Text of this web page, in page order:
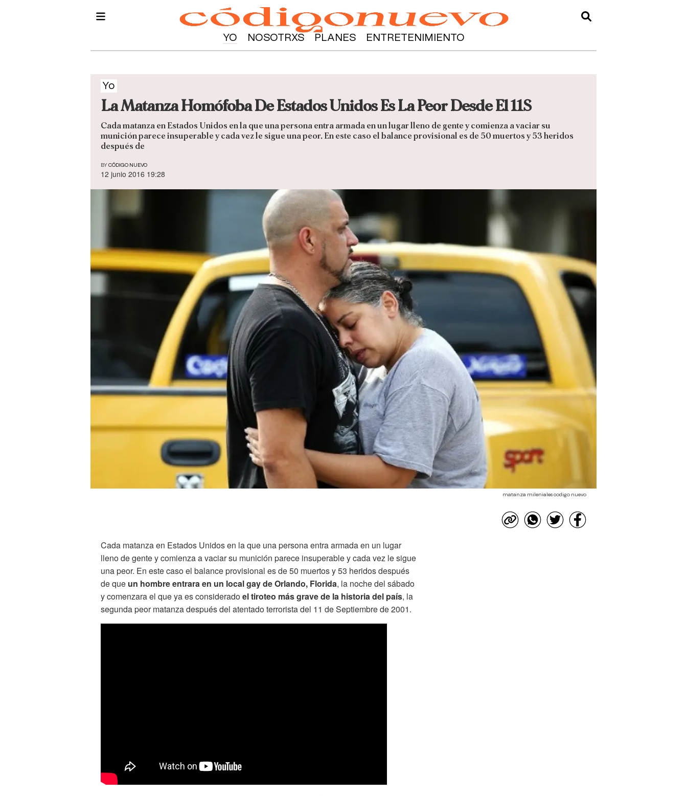
YO NOSOTRXS PLANES ENTRETENIMIENTO
Yo
La Matanza Homófoba De Estados Unidos Es La Peor Desde El 11S
Cada matanza en Estados Unidos en la que una persona entra armada en un lugar lleno de gente y comienza a vaciar su
munición parece insuperable y cada vez le sigue una peor. En este caso el balance provisional es de 50 muertos y 53 heridos
después de
BY CÓDIGO NUEVO
12 junio 2016 19:28
matanza mileniales codigo nuevo
Cada matanza en Estados Unidos en la que una persona entra armada en un lugar
lleno de gente y comienza a vaciar su munición parece insuperable y cada vez le sigue
una peor. En este caso el balance provisional es de 50 muertos y 53 heridos después
de que un hombre entrara en un local gay de Orlando, Florida, la noche del sábado
y comenzara el que ya es consideradoel tiroteo más grave de la historia del país, la
segunda peor matanza después del atentado terrorista del 11 de Septiembre de 2001.